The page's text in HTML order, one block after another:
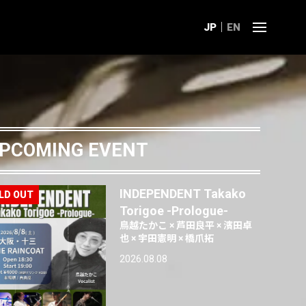
JP EN
EVENT
INDEPENDENT Takako
Torigoe -Prologue-
鳥越たかこ × 芦田良平 × 濱田卓
也 × 宇田憲明 × 橋爪拓
2026.08.08